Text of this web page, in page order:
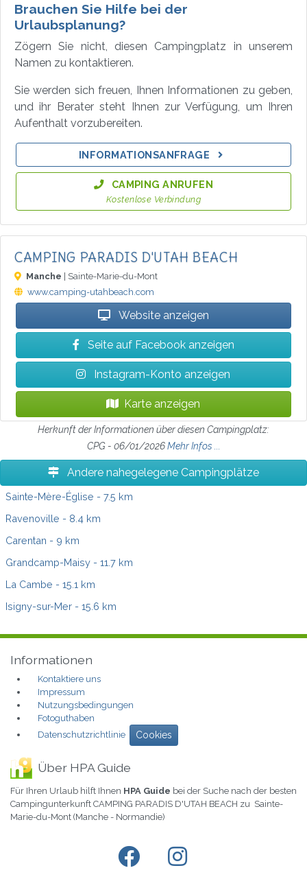
Brauchen Sie Hilfe bei der
Urlaubsplanung?
Zögern Sie nicht, diesen Campingplatz in unserem
Namen zu kontaktieren.
Sie werden sich freuen, Ihnen Informationen zu geben,
und ihr Berater steht Ihnen zur Verfügung, um Ihren
Aufenthalt vorzubereiten.
INFORMATIONSANFRAGE
CAMPING ANRUFEN
Kostenlose Verbindung
CAMPING PARADIS D'UTAH BEACH
Manche | Sainte-Marie-du-Mont
www.camping-utahbeach.com
Website anzeigen
Seite auf Facebook anzeigen
Instagram-Konto anzeigen
Karte anzeigen
Herkunft der Informationen über diesen Campingplatz:
CPG - 06/01/2026Mehr Infos ...
Andere nahegelegene Campingplätze
Sainte-Mère-Église - 7.5 km
Ravenoville - 8.4 km
Carentan - 9 km
Grandcamp-Maisy - 11.7 km
La Cambe - 15.1 km
Isigny-sur-Mer - 15.6 km
Informationen
Kontaktiere uns
Impressum
Nutzungsbedingungen
Fotoguthaben
Datenschutzrichtlinie
Cookies
Über HPA Guide
Für Ihren Urlaub hilft Ihnen HPA Guide bei der Suche nach der besten
Campingunterkunft CAMPING PARADIS D'UTAH BEACH zu Sainte-
Marie-du-Mont (Manche - Normandie)